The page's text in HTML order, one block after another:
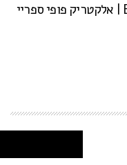
ויקטוריה סיקרט ELECTRIC POPPY | אלקטריק פופי ספריי